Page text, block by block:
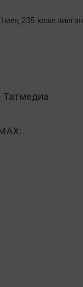
235 кеше
Татмедиа